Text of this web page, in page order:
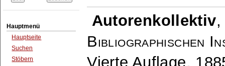
Hauptmenü
Hauptseite
Suchen
Stöbern
Autorenkollektiv
Bibliographischen
Vierte Auflage,